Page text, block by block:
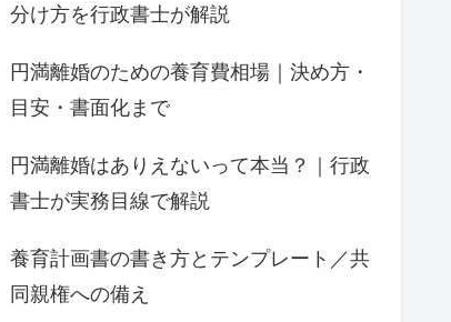
分け方を行政書士が解説
円満離婚のための養育費相場｜決め方・
目安・書面化まで
円満離婚はありえないって本当？｜行政
書士が実務目線で解説
養育計画書の書き方とテンプレート／共
同親権への備え